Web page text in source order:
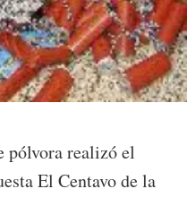
pólvora realizó el
El Centavo de la